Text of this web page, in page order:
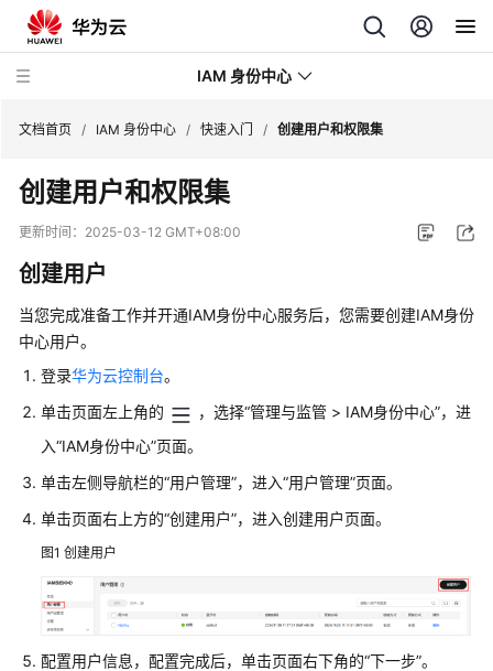
IAM 身份中心
最
新
态
产
品
介
快
入
门
指
文档首页 / IAM 身份中心 / 快速入门 / 创建用户和权限集
创建用户和权限集
更新时间： 2025-03-12 GMT+08:00
创建用户
当您完成准备工作并开通IAM身份中心服务后，您需要创建IAM身份
中心用户。
登录华为云控制台。
单击页面左上角的
，选择“管理与监管 > IAM身份中心”，进
入“IAM身份中心”页面。
单击左侧导航栏的“用户管理”，进入“用户管理”页面。
单击页面右上方的“创建用户”，进入创建用户页面。
图1 创建用户
配置用户信息，配置完成后，单击页面右下角的“下一步”。